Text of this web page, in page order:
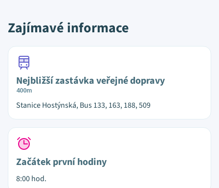
Zajímavé informace
Nejbližší zastávka veřejné dopravy
400m
Stanice Hostýnská, Bus 133, 163, 188, 509
Začátek první hodiny
8:00 hod.